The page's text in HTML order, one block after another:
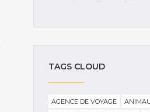
TAGS CLOUD
AGENCE DE VOYAGE